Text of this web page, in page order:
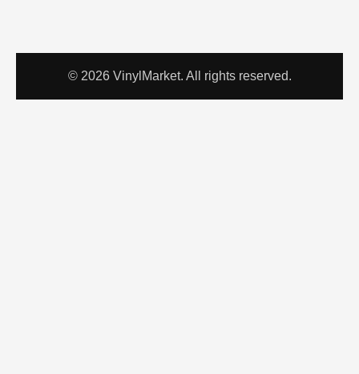
© 2026 VinylMarket. All rights reserved.